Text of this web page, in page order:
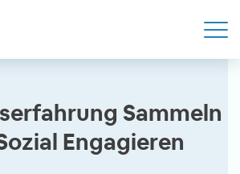
Sammeln
Engagieren